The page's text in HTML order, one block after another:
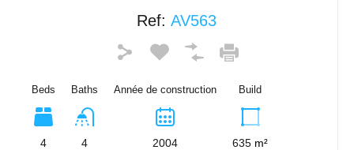
Ref: AV563
Beds
4
Baths
4
Année de construction
2004
Build
635 m²